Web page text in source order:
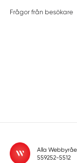
Frågor från besökare
Alla
559252-5512